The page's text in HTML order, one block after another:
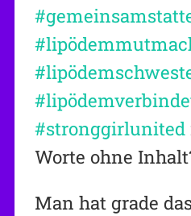
#stronggirlunited
Worte ohne
Man hat grade